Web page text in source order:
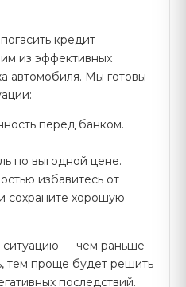
кредит
из эффективных
автомобиля. Мы готовы
перед банком.
по выгодной цене.
избавитесь от
сохраните хорошую
ситуацию — чем раньше
тем проще будет решить
последствий.